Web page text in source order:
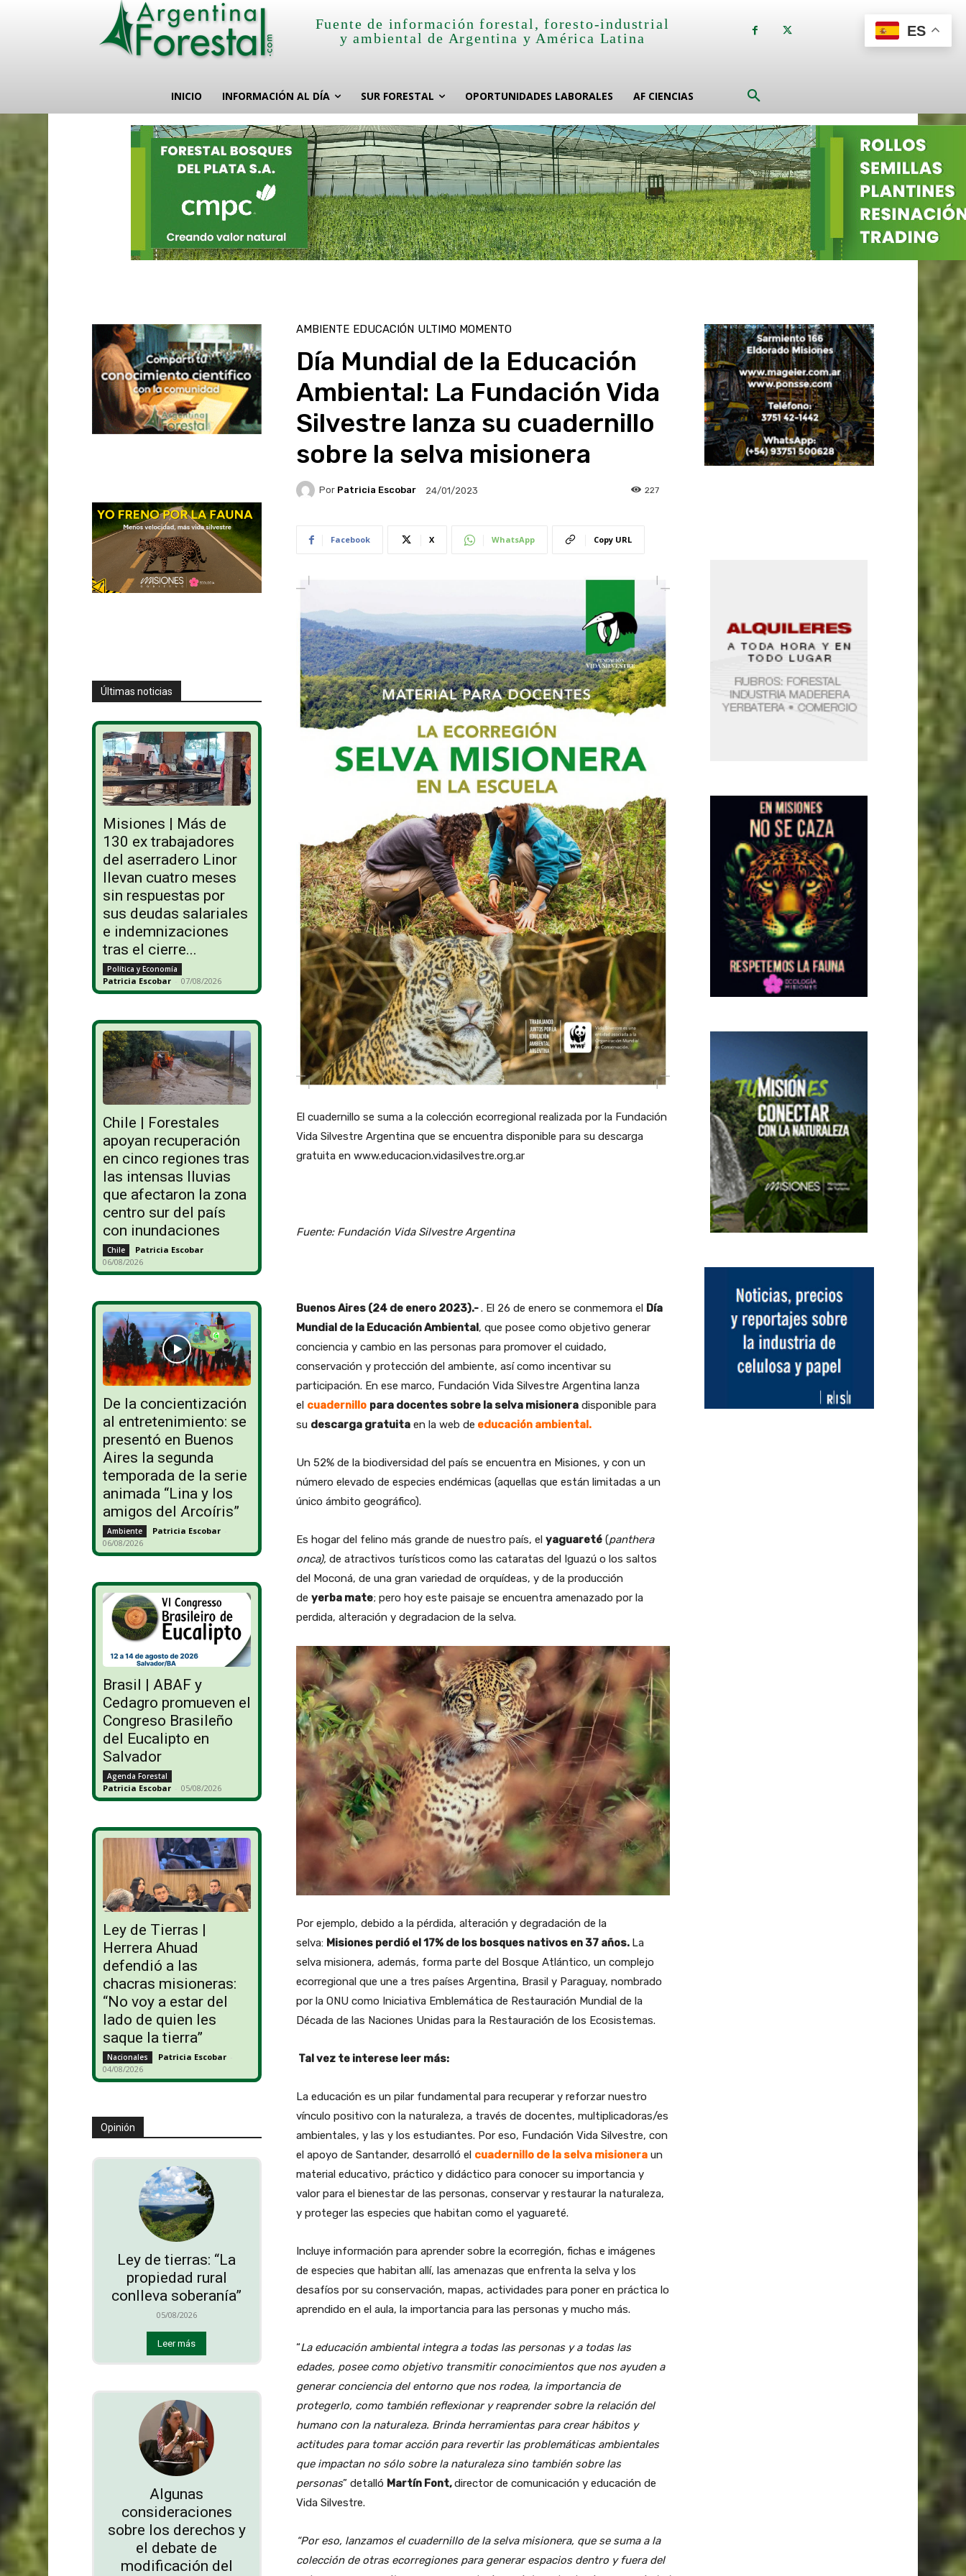
Fuente de información forestal, foresto-industrial
y ambiental de Argentina y América Latina
INICIO INFORMACIÓN AL DÍA SUR FORESTAL OPORTUNIDADES LABORALES AF CIENCIAS
Últimas noticias
Misiones | Más de
130 ex trabajadores
del aserradero Linor
llevan cuatro meses
sin respuestas por
sus deudas salariales
e indemnizaciones
tras el cierre...
Política y Economía
Patricia Escobar - 07/08/2026
Chile | Forestales
apoyan recuperación
en cinco regiones tras
las intensas lluvias
que afectaron la zona
centro sur del país
con inundaciones
Chile Patricia Escobar -
06/08/2026
De la concientización
al entretenimiento: se
presentó en Buenos
Aires la segunda
temporada de la serie
animada “Lina y los
amigos del Arcoíris”
Ambiente Patricia Escobar -
06/08/2026
Brasil | ABAF y
Cedagro promueven el
Congreso Brasileño
del Eucalipto en
Salvador
Agenda Forestal
Patricia Escobar - 05/08/2026
Ley de Tierras |
Herrera Ahuad
defendió a las
chacras misioneras:
“No voy a estar del
lado de quien les
saque la tierra”
Nacionales Patricia Escobar -
04/08/2026
Opinión
Ley de tierras: “La
propiedad rural
conlleva soberanía”
05/08/2026
Leer más
Algunas
consideraciones
sobre los derechos y
el debate de
modificación del
AMBIENTE EDUCACIÓN ULTIMO MOMENTO
Día Mundial de la Educación
Ambiental: La Fundación Vida
Silvestre lanza su cuadernillo
sobre la selva misionera
Por Patricia Escobar 24/01/2023 227
Facebook X WhatsApp Copy URL
El cuadernillo se suma a la colección ecorregional realizada por la Fundación
Vida Silvestre Argentina que se encuentra disponible para su descarga
gratuita en www.educacion.vidasilvestre.org.ar
Fuente: Fundación Vida Silvestre Argentina
Buenos Aires (24 de enero 2023).-. El 26 de enero se conmemora el Día
Mundial de la Educación Ambiental, que posee como objetivo generar
conciencia y cambio en las personas para promover el cuidado,
conservación y protección del ambiente, así como incentivar su
participación. En ese marco, Fundación Vida Silvestre Argentina lanza
el cuadernillo para docentes sobre la selva misioneradisponible para
su descarga gratuitaen la web de educación ambiental.
Un 52% de la biodiversidad del país se encuentra en Misiones, y con un
número elevado de especies endémicas (aquellas que están limitadas a un
único ámbito geográfico).
Es hogar del felino más grande de nuestro país, el yaguareté(panthera
onca), de atractivos turísticos como las cataratas del Iguazú o los saltos
del Moconá, de una gran variedad de orquídeas, y de la producción
de yerba mate; pero hoy este paisaje se encuentra amenazado por la
perdida, alteración y degradacion de la selva.
Por ejemplo, debido a la pérdida, alteración y degradación de la
selva: Misiones perdió el 17% de los bosques nativos en 37 años. La
selva misionera, además, forma parte del Bosque Atlántico, un complejo
ecorregional que une a tres países Argentina, Brasil y Paraguay, nombrado
por la ONU como Iniciativa Emblemática de Restauración Mundial de la
Década de las Naciones Unidas para la Restauración de los Ecosistemas.
Tal vez te interese leer más:
La educación es un pilar fundamental para recuperar y reforzar nuestro
vínculo positivo con la naturaleza, a través de docentes, multiplicadoras/es
ambientales, y las y los estudiantes. Por eso, Fundación Vida Silvestre, con
el apoyo de Santander, desarrolló el cuadernillo de la selva misioneraun
material educativo, práctico y didáctico para conocer su importancia y
valor para el bienestar de las personas, conservar y restaurar la naturaleza,
y proteger las especies que habitan como el yaguareté.
Incluye información para aprender sobre la ecorregión, fichas e imágenes
de especies que habitan allí, las amenazas que enfrenta la selva y los
desafíos por su conservación, mapas, actividades para poner en práctica lo
aprendido en el aula, la importancia para las personas y mucho más.
“La educación ambiental integra a todas las personas y a todas las
edades, posee como objetivo transmitir conocimientos que nos ayuden a
generar conciencia del entorno que nos rodea, la importancia de
protegerlo, como también reflexionar y reaprender sobre la relación del
humano con la naturaleza. Brinda herramientas para crear hábitos y
actitudes para tomar acción para revertir las problemáticas ambientales
que impactan no sólo sobre la naturaleza sino también sobre las
personas” detalló Martín Font,director de comunicación y educación de
Vida Silvestre.
“Por eso, lanzamos el cuadernillo de la selva misionera, que se suma a la
colección de otras ecorregiones para generar espacios dentro y fuera del
ES